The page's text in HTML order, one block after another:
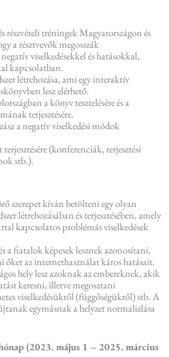
részvételi tréningek Magyarországon és
a résztvevők megosszák
viselkedésekkel és hatásokkal,
kapcsolatban.
létrehozása, ami egy interaktív
lesz elérhető.
a könyv tesztelésére és a
terjesztésére.
a negatív viselkedési módok
(konferenciák, terjesztési
stb.).
szerepet kíván betölteni egy olyan
létrehozásában és terjesztésében, amely
kapcsolatos problémás viselkedések
a fiatalok képesek lesznek azonosítani,
őket az internethasználat káros hatásait.
hely lesz azoknak az embereknek, akik
keresni, illetve megosztani
viselkedésükről (függőségükről) stb. A
egymásnak a helyzet normalizlása
(2023. május 1 – 2025. március